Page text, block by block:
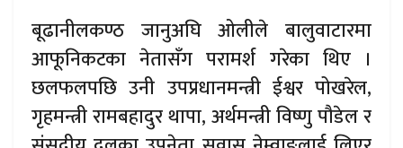
बूढानीलकण्ठ जानुअघि ओलीले बालुवाटारमा
आफूनिकटका नेतासँग परामर्श गरेका थिए ।
छलफलपछि उनी उपप्रधानमन्त्री ईश्वर पोखरेल,
गृहमन्त्री रामबहादुर थापा, अर्थमन्त्री विष्णु पौडेल र